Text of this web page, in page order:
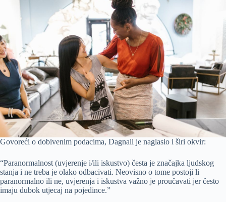
Govoreći o dobivenim podacima, Dagnall je naglasio i širi okvir:
“Paranormalnost (uvjerenje i/ili iskustvo) česta je značajka ljudskog
stanja i ne treba je olako odbacivati. Neovisno o tome postoji li
paranormalno ili ne, uvjerenja i iskustva važno je proučavati jer često
imaju dubok utjecaj na pojedince.”